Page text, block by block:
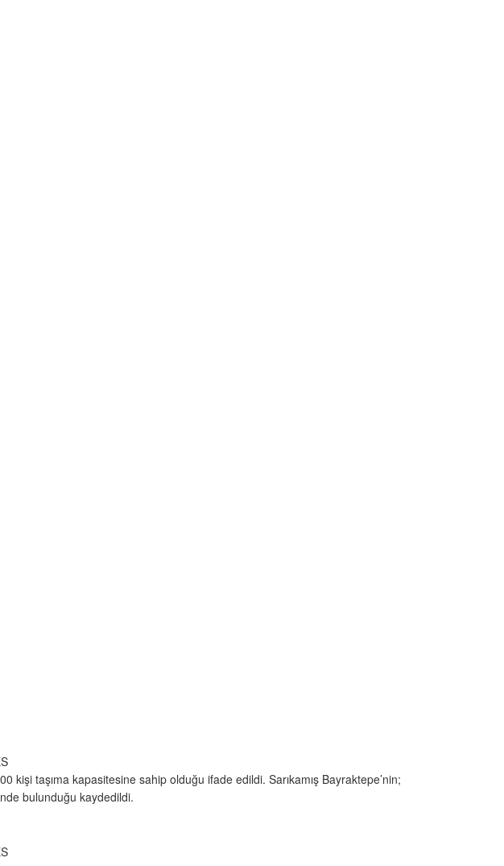
taşıma kapasitesine sahip olduğu ifade edildi. Sarıkamış Bayraktepe’nin;
bulunduğu kaydedildi.